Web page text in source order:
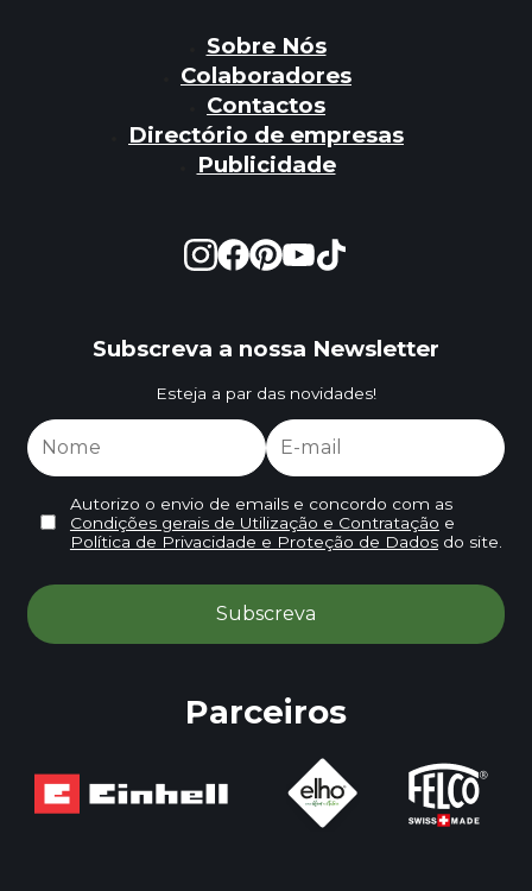
Sobre Nós
Colaboradores
Contactos
Directório de empresas
Publicidade
Subscreva a nossa Newsletter
Esteja a par das novidades!
Autorizo o envio de emails e concordo com as
Condições gerais de Utilização e Contratação e
Política de Privacidade e Proteção de Dadosdo site.
Parceiros